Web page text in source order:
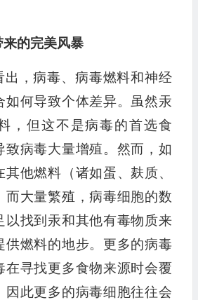
的完美风暴
出，病毒、病毒燃料和神经
如何导致个体差异。虽然汞
，但这不是病毒的首选食
致病毒大量增殖。然而，如
他燃料（诸如蛋、麸质、
而大量繁殖，病毒细胞的数
以找到汞和其他有毒物质来
供燃料的地步。更多的病毒
在寻找更多食物来源时会覆
因此更多的病毒细胞往往会